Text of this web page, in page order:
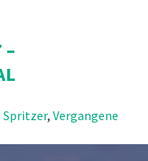
–
, Vergangene